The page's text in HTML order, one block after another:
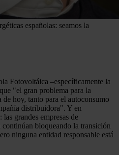
españolas: seamos la
Fotovoltáica –específicamente la
"el gran problema para la
hoy, tanto para el autoconsumo
distribuidora". Y en
las grandes empresas de
bloqueando la transición
ninguna entidad responsable está